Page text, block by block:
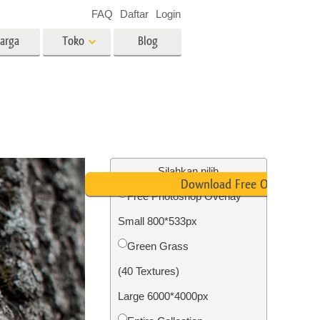
Layanan Restorasi Foto
Toko Blog
FAQ Daftar Login
Silahkan pilih
Free Photoshop Overlay
Small 800*533px
Green Grass
(40 Textures)
Large 6000*4000px
Download Free Overlay